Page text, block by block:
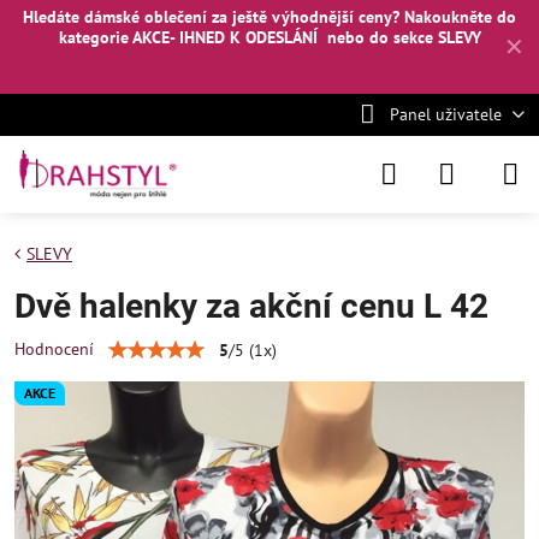
✕
Hledáte dámské oblečení za ještě výhodnější ceny? Nakoukněte do
kategorie AKCE- IHNED K ODESLÁNÍ nebo do sekce SLEVY
Panel uživatele
AKCE
SLEVY
Dvě halenky za akční cenu L 42
Hodnocení 5/5 (1x)